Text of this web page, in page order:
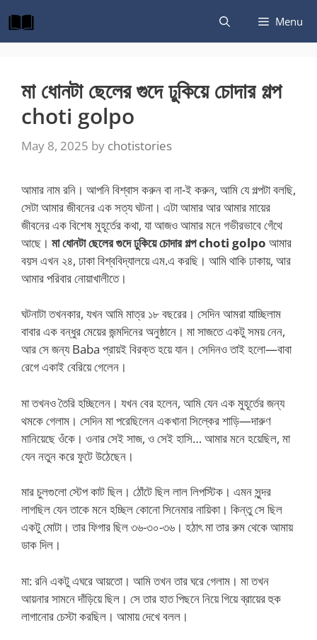
to
content
Menu
মা ধোনটা ছেলের গুদে ঢুকিয়ে চোদার গল্প
choti golpo
May 8, 2025 by chotistories
আমার নাম রনি। আপনি বিশ্বাস করুন বা না-ই করুন, আমি যে গল্পটা বলছি,
সেটা আমার জীবনের এক সত্য ঘটনা। এটা আমার আর আমার মায়ের
জীবনের এক বিশেষ মুহূর্তের কথা, যা আজও আমার মনে গভীরভাবে গেঁথে
আছে। মা ধোনটা ছেলের গুদে ঢুকিয়ে চোদার গল্প choti golpo আমার
বয়স এখন ২৪, ঢাকা বিশ্ববিদ্যালয়ে এম.এ করছি। আমি থাকি ঢাকায়, আর
আমার পরিবার নোয়াখালীতে।
ঘটনাটা তখনকার, যখন আমি মাত্র ১৮ বছরের। সেদিন আমরা যাচ্ছিলাম
বাবার এক বন্ধুর মেয়ের জন্মদিনের অনুষ্ঠানে। মা সাজতে একটু সময় নেন,
আর সে জন্য Baba প্রায়ই বিরক্ত হয়ে যান। সেদিনও তাই হলো—বাবা
রেগে একাই বেরিয়ে গেলেন।
মা তখনও তৈরি হচ্ছিলেন। যখন বের হলেন, আমি যেন এক মুহূর্তের জন্য
থমকে গেলাম। সেদিন মা পরেছিলেন একখানা সিল্কের শাড়ি—দারুণ
মানিয়েছে ওঁকে। ওনার সেই সাজ, ও সেই হাসি… আমার মনে হয়েছিল, মা
যেন নতুন করে ফুটে উঠেছেন।
মার চুলগুলো স্টেপ কাট ছিল। ঠোঁটে ছিল লাল লিপস্টিক। এমন সুন্দর
লাগছিল যেন তাকে মনে হচ্ছিল কোনো সিনেমার নায়িকা। কিন্তু সে ছিল
একটু মোটা। তার ফিগার ছিল ৩৬-৩০-৩৬। হঠাৎ মা তার রুম থেকে আমায়
ডাক দিল।
মা: রনি একটু এঘরে আয়তো। আমি তখন তার ঘরে গেলাম। মা তখন
আয়নার সামনে দাঁড়িয়ে ছিল। সে তার হাত পিছনে নিয়ে গিয়ে ব্রায়ের হুক
লাগানোর চেস্টা করছিল। আমায় দেখে বলল।